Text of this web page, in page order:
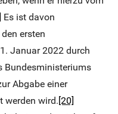
Es ist davon
ersten
Januar 2022 durch
Bundesministeriums
Abgabe einer
werden wird.[20]